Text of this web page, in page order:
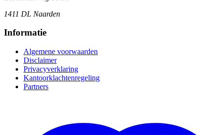
1411 DL Naarden
Informatie
Algemene voorwaarden
Disclaimer
Privacyverklaring
Kantoorklachtenregeling
Partners